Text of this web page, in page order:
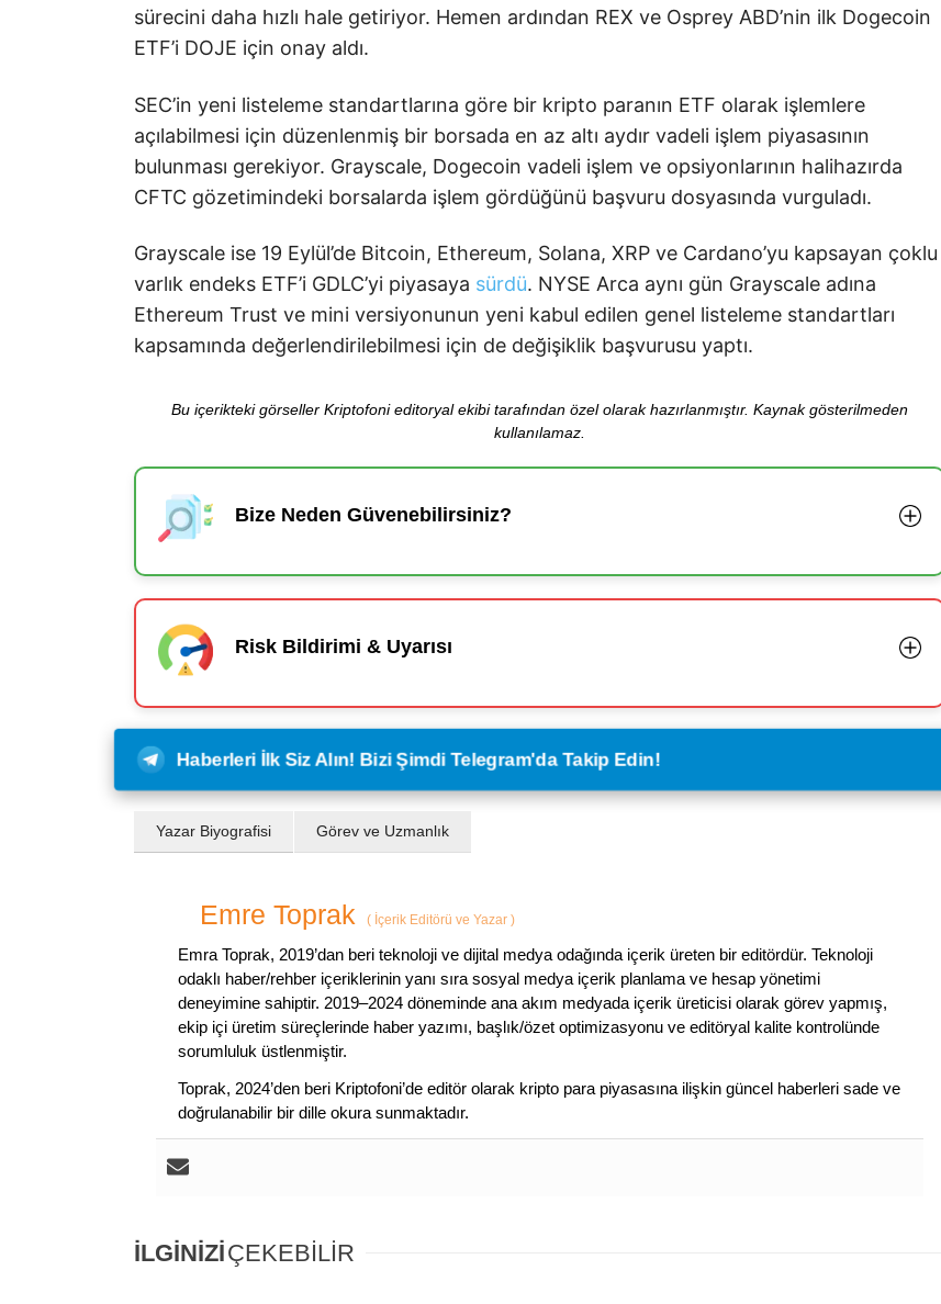
sürecini daha hızlı hale getiriyor. Hemen ardından REX ve Osprey ABD’nin ilk Dogecoin
ETF’i DOJE için onay aldı.
SEC’in yeni listeleme standartlarına göre bir kripto paranın ETF olarak işlemlere
açılabilmesi için düzenlenmiş bir borsada en az altı aydır vadeli işlem piyasasının
bulunması gerekiyor. Grayscale, Dogecoin vadeli işlem ve opsiyonlarının halihazırda
CFTC gözetimindeki borsalarda işlem gördüğünü başvuru dosyasında vurguladı.
Grayscale ise 19 Eylül’de Bitcoin, Ethereum, Solana, XRP ve Cardano’yu kapsayan çoklu
varlık endeks ETF’i GDLC’yi piyasaya sürdü. NYSE Arca aynı gün Grayscale adına
Ethereum Trust ve mini versiyonunun yeni kabul edilen genel listeleme standartları
kapsamında değerlendirilebilmesi için de değişiklik başvurusu yaptı.
Bu içerikteki görseller Kriptofoni editoryal ekibi tarafından özel olarak hazırlanmıştır. Kaynak gösterilmeden
kullanılamaz.
Bize Neden Güvenebilirsiniz?
Risk Bildirimi & Uyarısı
Haberleri İlk Siz Alın! Bizi Şimdi Telegram'da Takip Edin!
Yazar Biyografisi Görev ve Uzmanlık
Emre Toprak ( İçerik Editörü ve Yazar )
Emra Toprak, 2019’dan beri teknoloji ve dijital medya odağında içerik üreten bir editördür. Teknoloji
odaklı haber/rehber içeriklerinin yanı sıra sosyal medya içerik planlama ve hesap yönetimi
deneyimine sahiptir. 2019–2024 döneminde ana akım medyada içerik üreticisi olarak görev yapmış,
ekip içi üretim süreçlerinde haber yazımı, başlık/özet optimizasyonu ve editöryal kalite kontrolünde
sorumluluk üstlenmiştir.
Toprak, 2024’den beri Kriptofoni’de editör olarak kripto para piyasasına ilişkin güncel haberleri sade ve
doğrulanabilir bir dille okura sunmaktadır.
İLGİNİZİÇEKEBİLİR